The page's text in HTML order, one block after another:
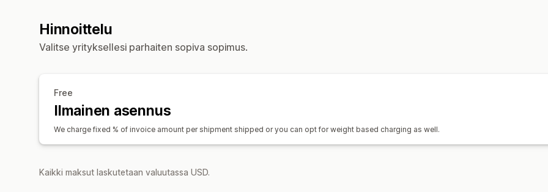
Hinnoittelu
Valitse yrityksellesi parhaiten sopiva sopimus.
Free
Ilmainen asennus
We charge fixed % of invoice amount per shipment shipped or you can opt for weight based charging as well.
Kaikki maksut laskutetaan valuutassa USD.